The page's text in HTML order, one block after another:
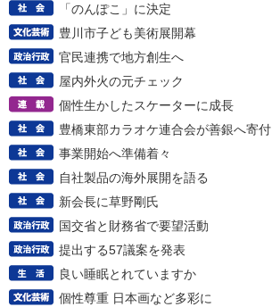
「のんぽこ」に決定
豊川市子ども美術展開幕
官民連携で地方創生へ
屋内外火の元チェック
個性生かしたスケーターに成長
豊橋東部カラオケ連合会が善銀へ寄付
事業開始へ準備着々
自社製品の海外展開を語る
新会長に草野剛氏
国交省と財務省で要望活動
提出する57議案を発表
良い睡眠とれていますか
個性尊重 日本画など多彩に